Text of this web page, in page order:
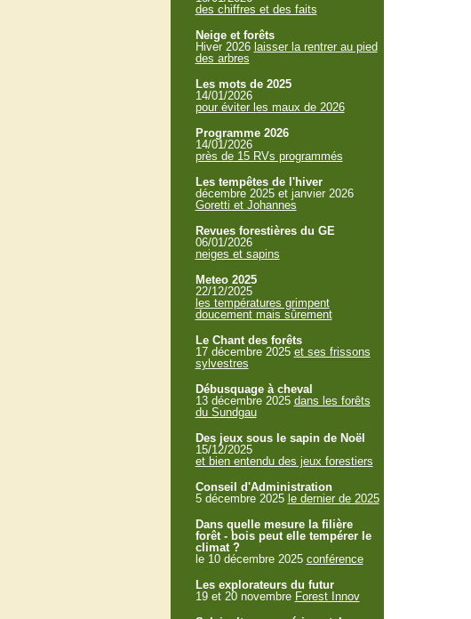
des chiffres et des faits
Neige et forêts
Hiver 2026 laisser la rentrer au pied
des arbres
Les mots de 2025
14/01/2026
pour éviter les maux de 2026
Programme 2026
14/01/2026
près de 15 RVs programmés
Les tempêtes de l'hiver
décembre 2025 et janvier 2026
Goretti et Johannes
Revues forestières du GE
06/01/2026
neiges et sapins
Meteo 2025
22/12/2025
les températures grimpent
doucement mais sûrement
Le Chant des forêts
17 décembre 2025 et ses frissons
sylvestres
Débusquage à cheval
13 décembre 2025 dans les forêts
du Sundgau
Des jeux sous le sapin de Noël
15/12/2025
et bien entendu des jeux forestiers
Conseil d'Administration
5 décembre 2025 le dernier de 2025
Dans quelle mesure la filière
forêt - bois peut elle tempérer le
climat ?
le 10 décembre 2025 conférence
Les explorateurs du futur
19 et 20 novembre Forest Innov